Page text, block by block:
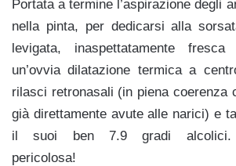
Portata a termine l’aspirazione degli
nella pinta, per dedicarsi alla
levigata, inaspettatamente
un’ovvia dilatazione termica a
rilasci retronasali (in piena coerenza
già direttamente avute alle narici) e
il suoi ben 7.9 gradi alcolici.
pericolosa!